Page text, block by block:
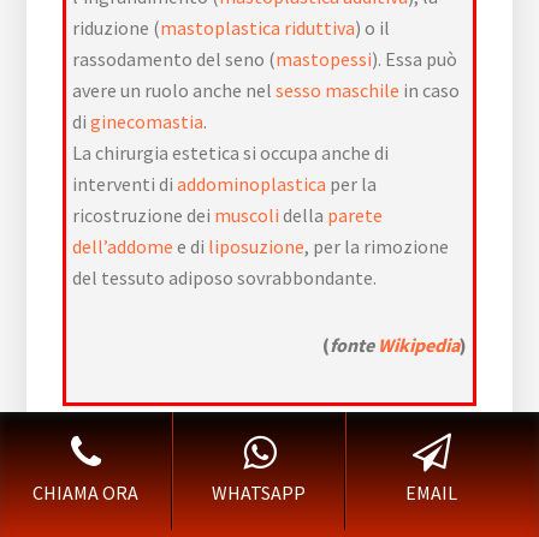
riduzione (mastoplastica riduttiva) o il
rassodamento del seno (mastopessi). Essa può
avere un ruolo anche nelsesso maschile in caso
diginecomastia.
La chirurgia estetica si occupa anche di
interventi diaddominoplastica per la
ricostruzione dei muscoli della parete
dell’addome e di liposuzione, per la rimozione
del tessuto adiposo sovrabbondante.
(fonte Wikipedia)
Opera
è fondamentale fissare una visita. Chirurgia
Plastica, Ricostruttiva e Chirurgia Estetica
CHIAMA ORA WHATSAPP EMAIL